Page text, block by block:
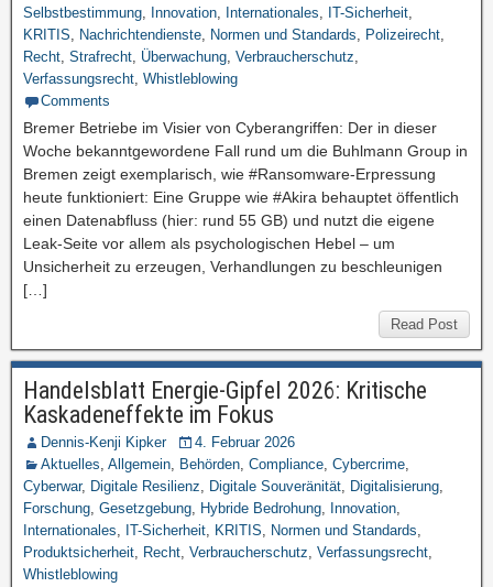
Selbstbestimmung, Innovation, Internationales, IT-Sicherheit,
KRITIS, Nachrichtendienste, Normen und Standards, Polizeirecht,
Recht, Strafrecht, Überwachung, Verbraucherschutz,
Verfassungsrecht, Whistleblowing
Comments
Bremer Betriebe im Visier von Cyberangriffen: Der in dieser
Woche bekanntgewordene Fall rund um die Buhlmann Group in
Bremen zeigt exemplarisch, wie #Ransomware-Erpressung
heute funktioniert: Eine Gruppe wie #Akira behauptet öffentlich
einen Datenabfluss (hier: rund 55 GB) und nutzt die eigene
Leak-Seite vor allem als psychologischen Hebel – um
Unsicherheit zu erzeugen, Verhandlungen zu beschleunigen
[…]
Read Post
Handelsblatt Energie-Gipfel 2026: Kritische
Kaskadeneffekte im Fokus
Dennis-Kenji Kipker
4. Februar 2026
Aktuelles, Allgemein, Behörden, Compliance, Cybercrime,
Cyberwar, Digitale Resilienz, Digitale Souveränität, Digitalisierung,
Forschung, Gesetzgebung, Hybride Bedrohung, Innovation,
Internationales, IT-Sicherheit, KRITIS, Normen und Standards,
Produktsicherheit, Recht, Verbraucherschutz, Verfassungsrecht,
Whistleblowing